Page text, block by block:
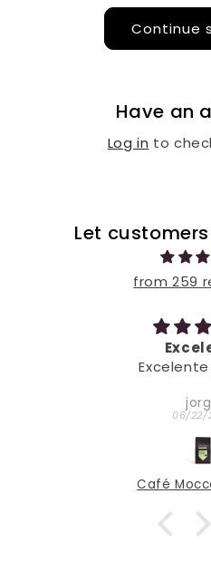
Continue
Have an
Log in to
Let
from 259
06/22/
Café